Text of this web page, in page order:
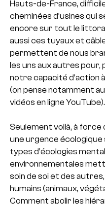
Hauts-de-France,
cheminées d’usines qui
encore sur tout le
aussi ces tuyaux et
permettent de nous
les uns aux autres
notre capacité d’action
(on pense notamment
vidéos en ligne YouTube).
Seulement voilà, à force
une urgence écologique
types d’écologies
environnementales
soin de soi et des
humains (animaux,
Comment abolir les